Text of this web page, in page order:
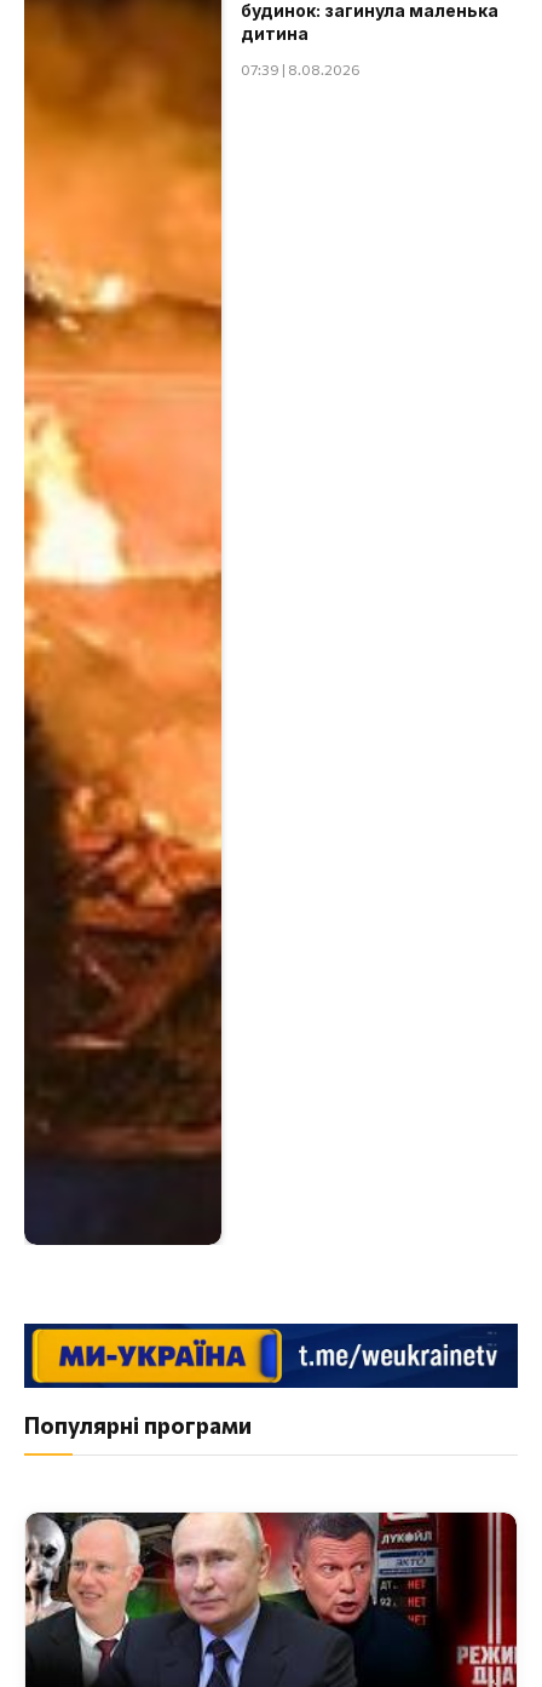
будинок: загинула маленька
дитина
07:39 | 8.08.2026
Популярні програми